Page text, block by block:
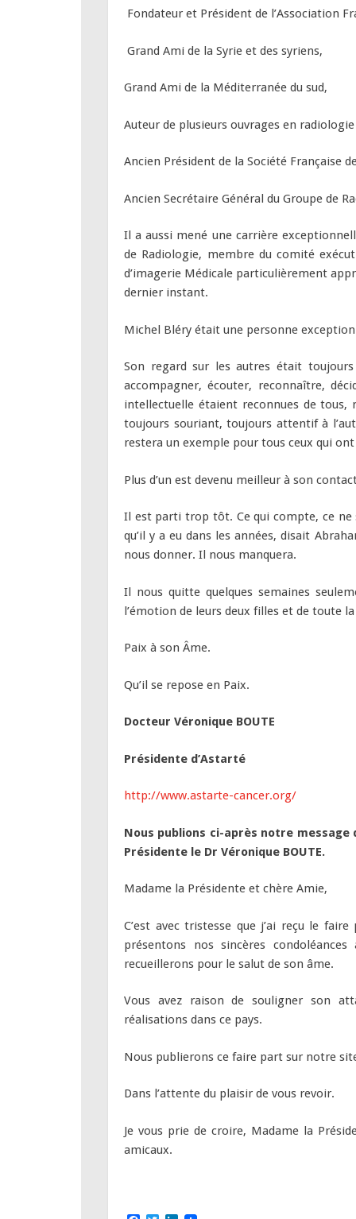
Fondateur et Président de l’Association
Grand Ami de la Syrie et des syriens,
Grand Ami de la Méditerranée du sud,
Auteur de plusieurs ouvrages en
Ancien Président de la Société Française
Ancien Secrétaire Général du Groupe de
Il a aussi mené une carrière
de Radiologie, membre du comité
d’imagerie Médicale particulièrement
dernier instant.
Michel Bléry était une personne
Son regard sur les autres était
accompagner, écouter, reconnaître,
intellectuelle étaient reconnues de
toujours souriant, toujours attentif à
restera un exemple pour tous ceux qui
Plus d’un est devenu meilleur à son
Il est parti trop tôt. Ce qui compte, ce ne
qu’il y a eu dans les années, disait
nous donner. Il nous manquera.
Il nous quitte quelques semaines
l’émotion de leurs deux filles et de toute
Paix à son Âme.
Qu’il se repose en Paix.
Docteur Véronique BOUTE
Présidente d’Astarté
http://www.astarte-cancer.org/
Nous publions ci-après notre
Présidente le Dr Véronique BOUTE.
Madame la Présidente et chère Amie,
C’est avec tristesse que j’ai reçu le
présentons nos sincères
recueillerons pour le salut de son âme.
Vous avez raison de souligner son
réalisations dans ce pays.
Nous publierons ce faire part sur notre
Dans l’attente du plaisir de vous revoir.
Je vous prie de croire, Madame la
amicaux.